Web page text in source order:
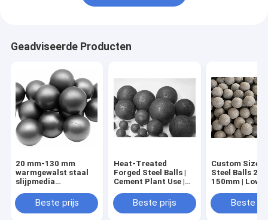
Geadviseerde Producten
20 mm-130 mm
warmgewalst staal
slijpmedia
voor
mijnkogelmolencement
Beste prijs
Heat-Treated
Forged Steel Balls |
Cement Plant Use |
Beste prijs
Custom Size
Steel Balls 20-
150mm | Low
Toughness
Beste